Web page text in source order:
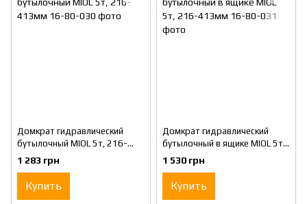
Домкрат гидравлический
бутылочный MIOL 5т, 216-
413мм
1 283 грн
Купить
Домкрат гидравлический
бутылочный в ящике MIOL 5т,
216-413мм
1 530 грн
Купить